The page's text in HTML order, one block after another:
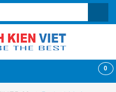
0